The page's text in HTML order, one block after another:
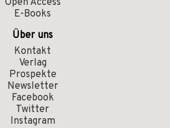
Open Access
E-Books
Über uns
Kontakt
Verlag
Prospekte
Newsletter
Facebook
Twitter
Instagram